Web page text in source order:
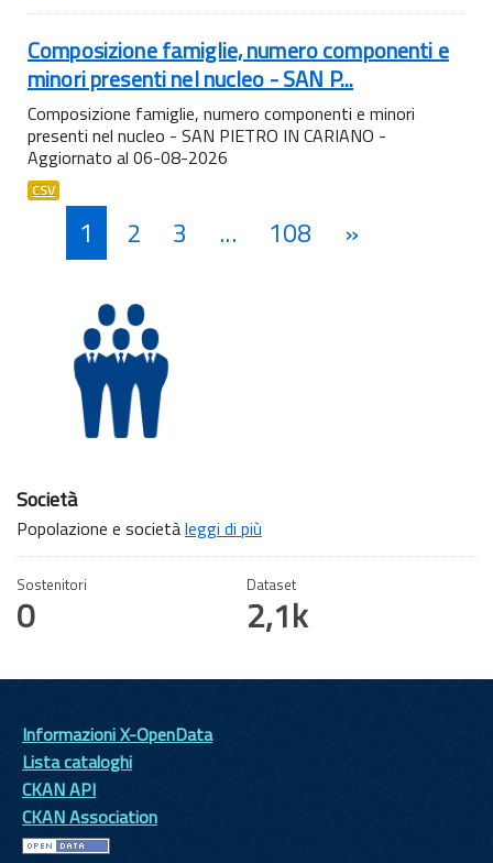
Composizione famiglie, numero componenti e
minori presenti nel nucleo - SAN P...
Composizione famiglie, numero componenti e minori
presenti nel nucleo - SAN PIETRO IN CARIANO -
Aggiornato al 06-08-2026
CSV
1 2 3 ... 108 »
Società
Popolazione e societàleggi di più
Sostenitori
0
Dataset
2,1k
Informazioni X-OpenData
Lista cataloghi
CKAN API
CKAN Association